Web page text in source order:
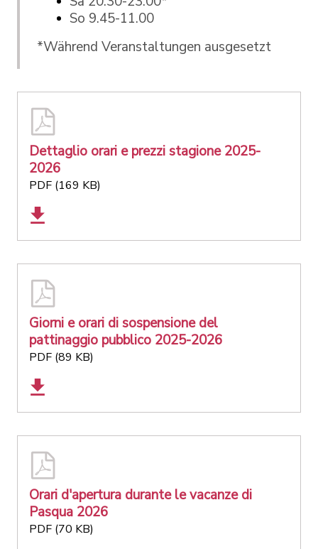
So 9.45-11.00
*Während Veranstaltungen ausgesetzt
Dettaglio orari e prezzi stagione 2025-
2026
PDF (169 KB)
Giorni e orari di sospensione del
pattinaggio pubblico 2025-2026
PDF (89 KB)
Orari d'apertura durante le vacanze di
Pasqua 2026
PDF (70 KB)